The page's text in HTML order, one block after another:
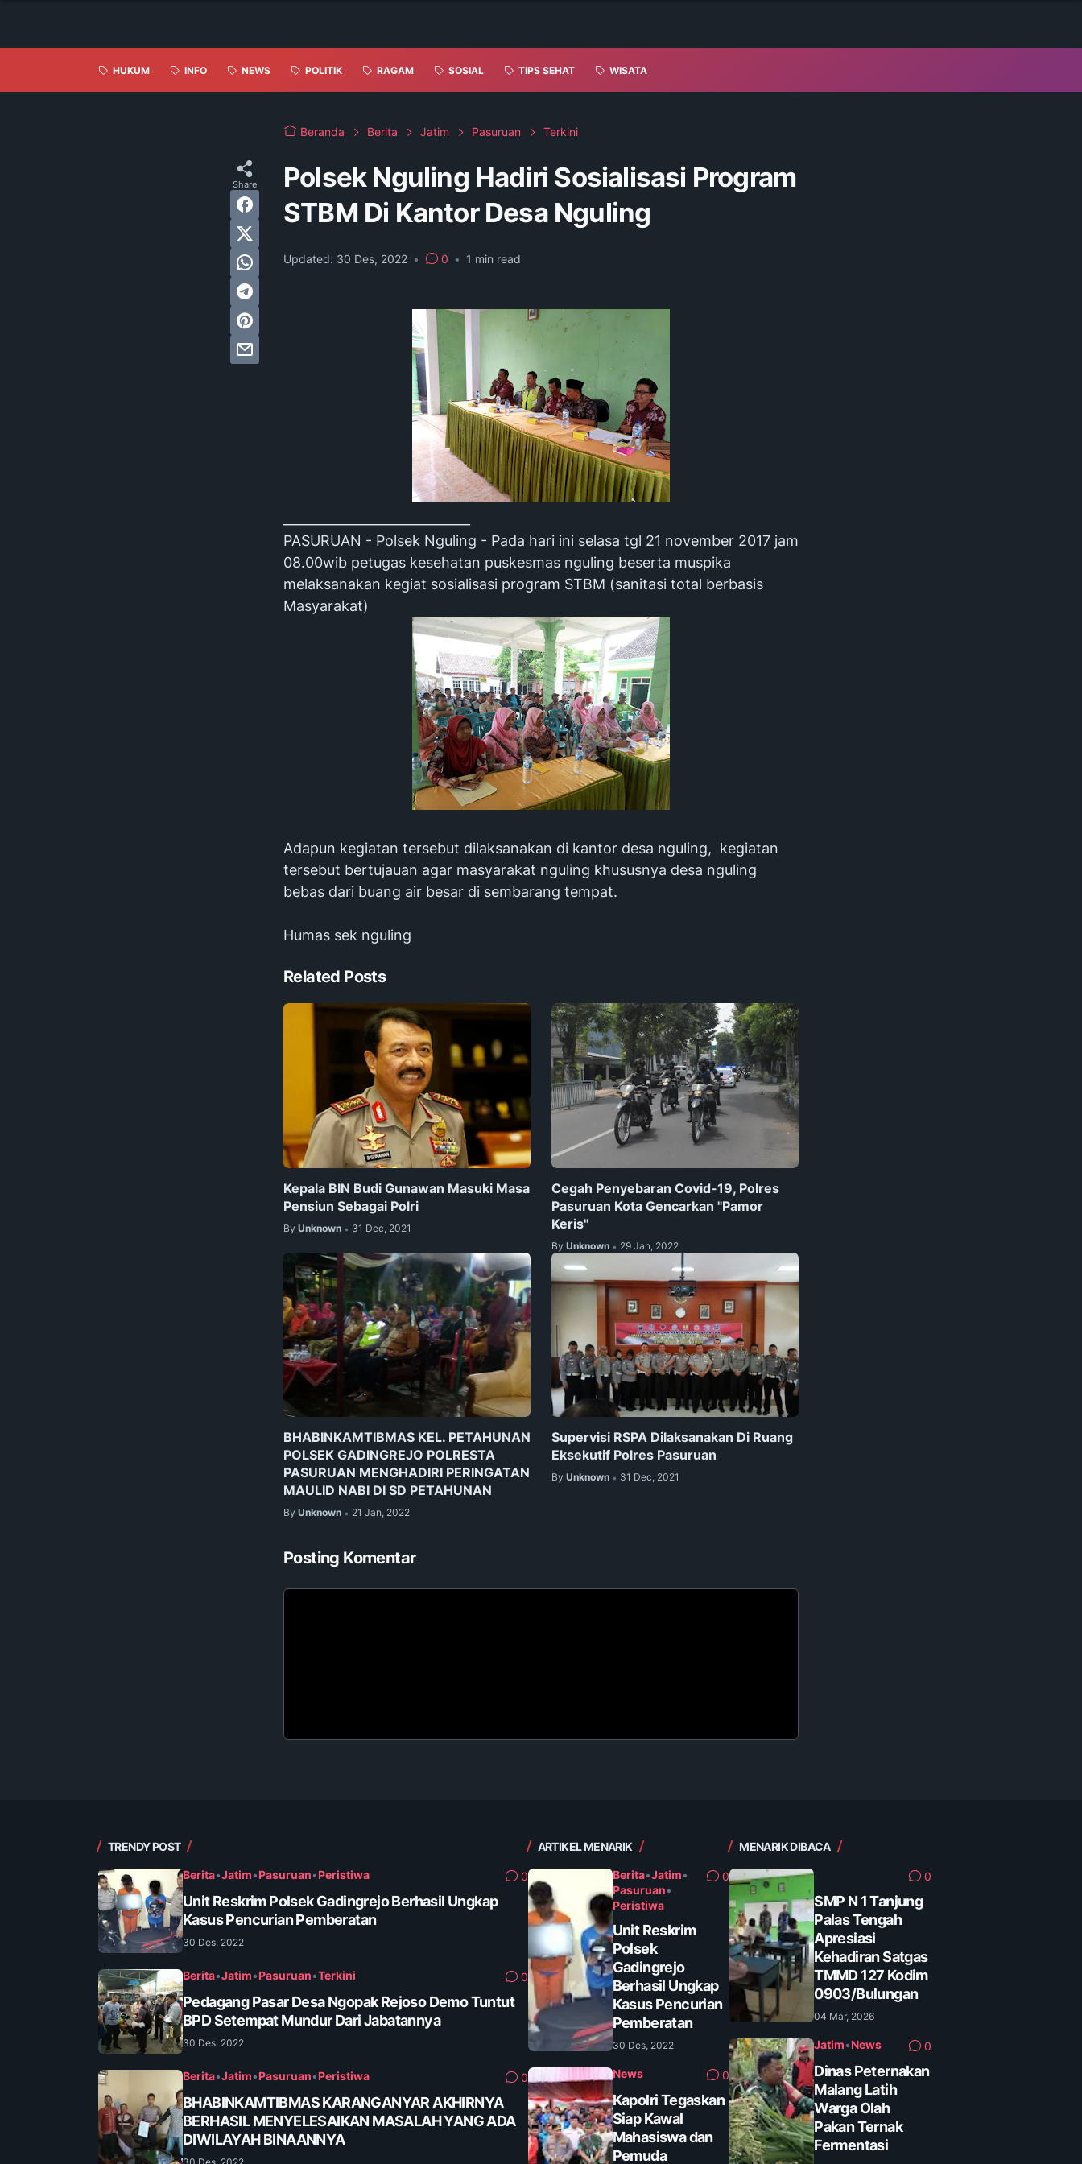
HUKUM INFO NEWS POLITIK RAGAM SOSIAL TIPS SEHAT WISATA
Beranda Berita Jatim Pasuruan Terkini
Polsek Nguling Hadiri Sosialisasi Program
STBM Di Kantor Desa Nguling
Updated: 30 Des, 2022 • 0 • 1 min read
PASURUAN - Polsek Nguling - Pada hari ini selasa tgl 21 november 2017 jam
08.00wib petugas kesehatan puskesmas nguling beserta muspika
melaksanakan kegiat sosialisasi program STBM (sanitasi total berbasis
Masyarakat)
Adapun kegiatan tersebut dilaksanakan di kantor desa nguling, kegiatan
tersebut bertujauan agar masyarakat nguling khususnya desa nguling
bebas dari buang air besar di sembarang tempat.
Humas sek nguling
Related Posts
Kepala BIN Budi Gunawan Masuki Masa
Pensiun Sebagai Polri
By Unknown • 31 Dec, 2021
Cegah Penyebaran Covid-19, Polres
Pasuruan Kota Gencarkan "Pamor
Keris"
By Unknown • 29 Jan, 2022
BHABINKAMTIBMAS KEL. PETAHUNAN
POLSEK GADINGREJO POLRESTA
PASURUAN MENGHADIRI PERINGATAN
MAULID NABI DI SD PETAHUNAN
By Unknown • 21 Jan, 2022
Supervisi RSPA Dilaksanakan Di Ruang
Eksekutif Polres Pasuruan
By Unknown • 31 Dec, 2021
Posting Komentar
TRENDY POST
Berita•Jatim•Pasuruan•Peristiwa 0
Unit Reskrim Polsek Gadingrejo Berhasil Ungkap
Kasus Pencurian Pemberatan
30 Des, 2022
Berita•Jatim•Pasuruan•Terkini 0
Pedagang Pasar Desa Ngopak Rejoso Demo Tuntut
BPD Setempat Mundur Dari Jabatannya
30 Des, 2022
Berita•Jatim•Pasuruan•Peristiwa 0
BHABINKAMTIBMAS KARANGANYAR AKHIRNYA
BERHASIL MENYELESAIKAN MASALAH YANG ADA
DIWILAYAH BINAANNYA
ARTIKEL MENARIK
Berita•Jatim•
Pasuruan•
Peristiwa
0
Unit Reskrim
Polsek
Gadingrejo
Berhasil Ungkap
Kasus Pencurian
Pemberatan
30 Des, 2022
News 0
Kapolri Tegaskan
Siap Kawal
Mahasiswa dan
Pemuda
MENARIK DIBACA
0
SMP N 1 Tanjung
Palas Tengah
Apresiasi
Kehadiran Satgas
TMMD 127 Kodim
0903/Bulungan
04 Mar, 2026
Jatim•News 0
Dinas Peternakan
Malang Latih
Warga Olah
Pakan Ternak
Fermentasi